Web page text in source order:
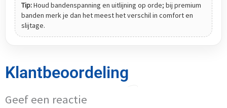
Tip:Houd bandenspanning en uitlijning op orde; bij premium
banden merk je dan het meest het verschil in comfort en
slijtage.
Klantbeoordeling
Geef een reactie